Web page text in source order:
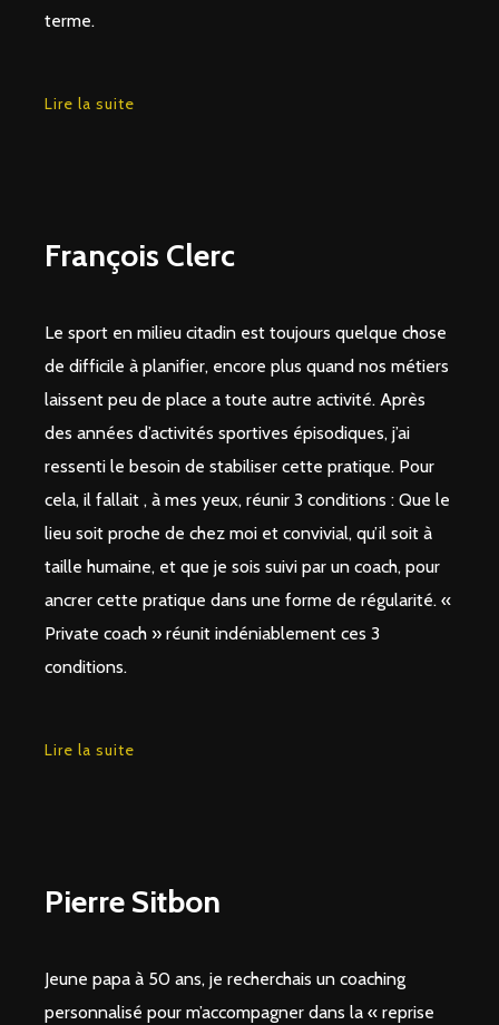
terme.
Lire la suite
François Clerc
Le sport en milieu citadin est toujours quelque chose
de difficile à planifier, encore plus quand nos métiers
laissent peu de place a toute autre activité. Après
des années d’activités sportives épisodiques, j’ai
ressenti le besoin de stabiliser cette pratique. Pour
cela, il fallait , à mes yeux, réunir 3 conditions : Que le
lieu soit proche de chez moi et convivial, qu’il soit à
taille humaine, et que je sois suivi par un coach, pour
ancrer cette pratique dans une forme de régularité. «
Private coach » réunit indéniablement ces 3
conditions.
Lire la suite
Pierre Sitbon
Jeune papa à 50 ans, je recherchais un coaching
personnalisé pour m’accompagner dans la « reprise